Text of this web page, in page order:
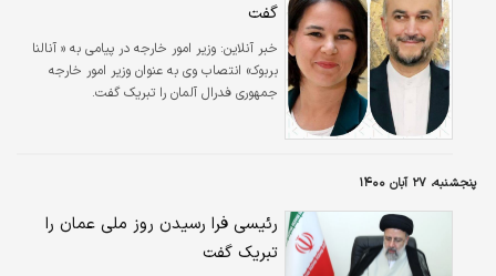
گفت
خبر آنلاین: وزیر امور خارجه در پیامی به « آنالنا
بربوکـ» انتصاب وی به عنوان وزیر امور خارجه
جمهوری فدرال آلمان را تبریک گفت.
پنجشنبه، ۲۷ آبان ۱۴۰۰
رئیسی فرا رسیدن روز ملی عمان را
تبریک گفت